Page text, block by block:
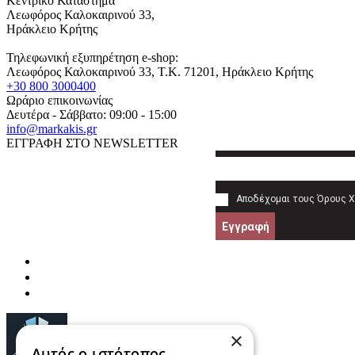
Λεωφόρος Καλοκαιρινού 33,
Ηράκλειο Κρήτης
Τηλεφωνική εξυπηρέτηση e-shop:
Λεωφόρος Καλοκαιρινού 33, T.K. 71201, Ηράκλειο Κρήτης
+30 800 3000400
Ωράριο επικοινωνίας
Δευτέρα - Σάββατο: 09:00 - 15:00
info@markakis.gr
ΕΓΓΡΑΦΗ ΣΤΟ NEWSLETTER
Αποδέχομαι τους Όρους
Εγγραφή
×